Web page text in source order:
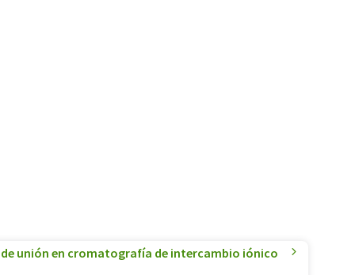
unión en cromatografía de intercambio iónico